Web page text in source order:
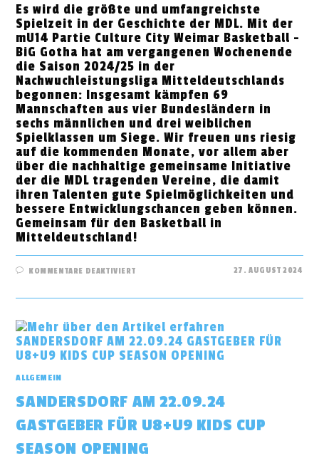
Es wird die größte und umfangreichste
Spielzeit in der Geschichte der MDL. Mit der
mU14 Partie Culture City Weimar Basketball -
BiG Gotha hat am vergangenen Wochenende
die Saison 2024/25 in der
Nachwuchleistungsliga Mitteldeutschlands
begonnen: Insgesamt kämpfen 69
Mannschaften aus vier Bundesländern in
sechs männlichen und drei weiblichen
Spielklassen um Siege. Wir freuen uns riesig
auf die kommenden Monate, vor allem aber
über die nachhaltige gemeinsame Initiative
der die MDL tragenden Vereine, die damit
ihren Talenten gute Spielmöglichkeiten und
bessere Entwicklungschancen geben können.
Gemeinsam für den Basketball in
Mitteldeutschland!
KOMMENTARE DEAKTIVIERTFÜR
204/25
27. AUGUST 2024
ALLGEMEIN
SANDERSDORF AM 22.09.24
GASTGEBER FÜR U8+U9 KIDS CUP
SEASON OPENING